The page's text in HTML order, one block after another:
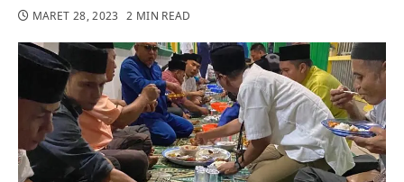
MARET 28, 2023 2 MIN READ